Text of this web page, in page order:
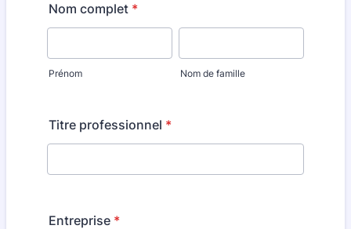
Nom complet *
Prénom Nom de famille
Titre professionnel *
Entreprise *